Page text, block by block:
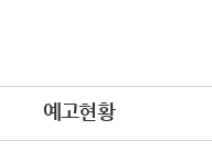
예고현황